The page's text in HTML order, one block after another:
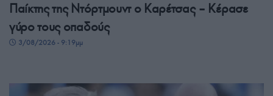
Παίκτης της Ντόρτμουντ ο Καρέτσας – Κέρασε
γύρο τους οπαδούς
3/08/2026 - 9:19μμ